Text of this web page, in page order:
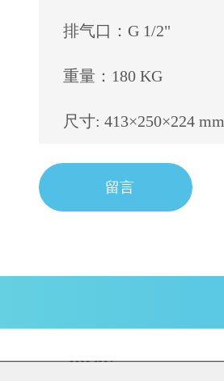
排气口：G 1/2"
重量：180 KG
尺寸: 413×250×224 mm
留言